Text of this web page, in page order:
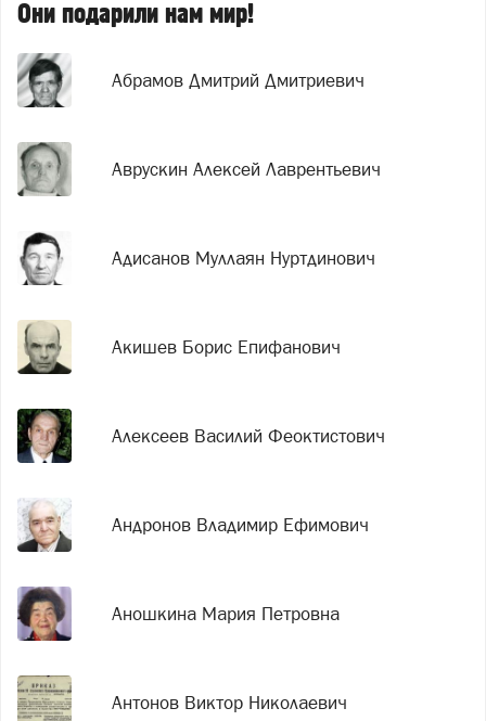
Они подарили нам мир!
Абрамов Дмитрий Дмитриевич
Аврускин Алексей Лаврентьевич
Адисанов Муллаян Нуртдинович
Акишев Борис Епифанович
Алексеев Василий Феоктистович
Андронов Владимир Ефимович
Аношкина Мария Петровна
Антонов Виктор Николаевич